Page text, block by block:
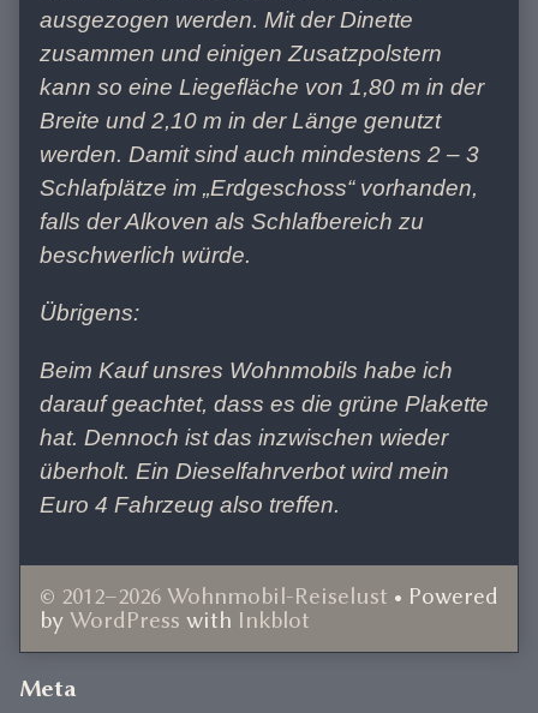
ausgezogen werden. Mit der Dinette
zusammen und einigen Zusatzpolstern
kann so eine Liegefläche von 1,80 m in der
Breite und 2,10 m in der Länge genutzt
werden. Damit sind auch mindestens 2 – 3
Schlafplätze im „Erdgeschoss“ vorhanden,
falls der Alkoven als Schlafbereich zu
beschwerlich würde.
Übrigens:
Beim Kauf unsres Wohnmobils habe ich
darauf geachtet, dass es die grüne Plakette
hat. Dennoch ist das inzwischen wieder
überholt. Ein Dieselfahrverbot wird mein
Euro 4 Fahrzeug also treffen.
© 2012–2026 Wohnmobil-Reiselust • Powered
by WordPress with Inkblot
Document
Meta